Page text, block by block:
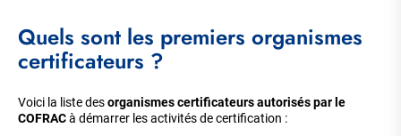
Quels sont les premiers organismes
certificateurs ?
Voici la liste desorganismes certificateurs autorisés par le
COFRACà démarrer les activités de certification :